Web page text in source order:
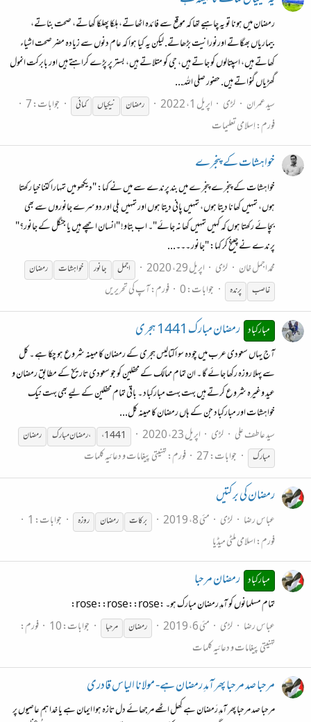
رمضان میں ہونا تو یہ چاہیے تھا کہ موقع سے فائدہ اٹھاتے، ہلکا پھلکا کھاتے، صحت بناتے،
بیماریاں بھگاتے اورنورانیت بڑھاتے. لیکن یہ کیا ہوا کہ عام دنوں سے زیادہ مضر صحت اشیاء
کھاتے ہیں، اسپتالوں کو جاتے ہیں، جی کو متلاتے ہیں، بستر پر پڑے کراہتے ہیں اور بابرکت انمول
گھڑیاں گنواتے ہیں. حضور صلی اللہ...
سید عمران
لڑی اپریل 1، 2022 رمضان نیکیاں کمائی
جوابات: 7
فورم:اِسلامی تعلیمات
خواہشات کے پنجرے
خواہشات کے پنجرے پنجرے میں بند پرندے سے میں نے کہا: "دیکھو میں تمہارا کتنا خیا رکھتا
ہوں، تمہیں کھانا دیتا ہوں، تمہیں پانی دیتا ہوں اور تمہیں بلی اور دوسرے جانوروں سے بھی
بچائے رکھتا ہوں کہ کہیں تمہیں کھا نہ جائے"۔ اب بتاو! "انسان اچھے ہیں یا جنگل کے جانور؟"
پرندے نے چینخ کر کہا: "جانور ۔۔۔...
محمد اجمل خان
لڑی اپریل 29، 2020 اجمل جانور خواہشات
رمضان
غاصب
پرندہ جوابات: 0 فورم:آپ کی تحریریں
مبارکباد رمضان مبارک 1441 ہجری
آج یہاں سعودی عرب میں چودہ سو اکتالیس ہجری کے رمضان کا مہینہ شروع ہو چکا ہے ۔ کل
سے پہلا روزہ رکھا جائے گا ۔ ان تمام ممالک کے محفلین کو جو سعودی تاریخ کے مطابق رمضان و
عید وغیرہ شروع کرتے ہیں بہت بہت مبارکباد ۔ باقی تمام محفلین کے لیے بھی بہت نیک
خواہشات اور مبارکباد جن کے ہاں رمضان کا مہینہ کل...
سید عاطف علی لڑی اپریل 23، 2020 ، 1441 ،رمضانمبارک
رمضان
مبارک
جوابات: 27 فورم:تہنیتی پیغامات و دعائیہ کلمات
رمضان کی برکتیں
عباس رضا لڑی مئی 8، 2019 برکات رمضان روزہ
جوابات: 1
فورم:اسلامی ملٹی میڈیا
مبارکباد رمضان مرحبا
تمام مسلمانوں کو آمدِ رمضان مبارک ہو۔ :rose::rose::rose:
عباس رضا
لڑی مئی 6، 2019 رمضان مرحبا جوابات: 10
فورم:
تہنیتی پیغامات و دعائیہ کلمات
مرحبا صد مرحبا پھر آمدِ رمضان ہے- مولانا الیاس قادری
مرحبا صد مرحبا پھر آمدِ رَمضان ہے كِھل اٹھے مرجھائے دل تازہ ہوا ایمان ہے یا خدا ہم عاصیوں پر